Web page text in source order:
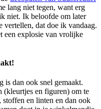
lang niet tegen, want erg
niet. Ik beloofde om later
vertellen, dat doe ik vandaag.
een explosie van vrolijke
is dan ook snel gemaakt.
(kleurtjes en figuren) om te
stoffen en linten en dan ook